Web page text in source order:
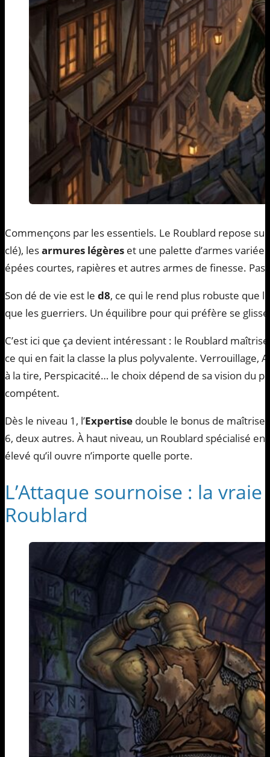
Commençons par les essentiels. Le Roublard repose
clé), lesarmures légères et une palette d’armes
épées courtes, rapières et autres armes de finesse.
Son dé de vie est le d8, ce qui le rend plus robuste que
que les guerriers. Un équilibre pour qui préfère se
C’est ici que ça devient intéressant : le Roublard
ce qui en fait la classe la plus polyvalente. Verrouillage,
à la tire, Perspicacité… le choix dépend de sa vision du
compétent.
Dès le niveau 1, l’Expertise double le bonus de
6, deux autres. À haut niveau, un Roublard spécialisé
élevé qu’il ouvre n’importe quelle porte.
L’Attaque sournoise : la
Roublard